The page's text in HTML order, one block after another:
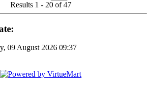
Results 1 - 20 of 47
09 August 2026 09:37